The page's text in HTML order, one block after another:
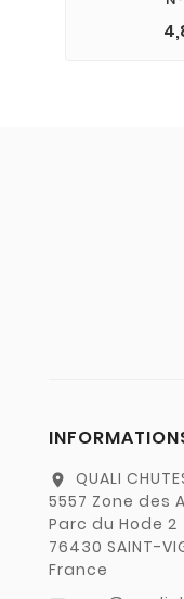
location_on
QUALI
5557 Zone des
Parc du Hode 2
76430 SAINT-
France